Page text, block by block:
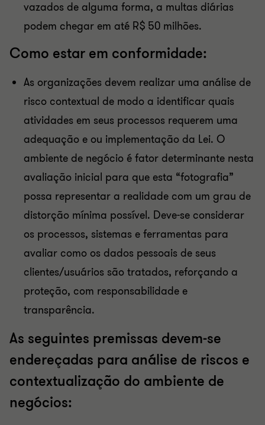
vazados de alguma forma, a multas diárias
podem chegar em até R$ 50 milhões.
Como estar em conformidade:
As organizações devem realizar uma análise de
risco contextual de modo a identificar quais
atividades em seus processos requerem uma
adequação e ou implementação da Lei. O
ambiente de negócio é fator determinante nesta
avaliação inicial para que esta “fotografia”
possa representar a realidade com um grau de
distorção mínima possível. Deve-se considerar
os processos, sistemas e ferramentas para
avaliar como os dados pessoais de seus
clientes/usuários são tratados, reforçando a
proteção, com responsabilidade e
transparência.
As seguintes premissas devem-se
endereçadas para análise de riscos e
contextualização do ambiente de
negócios: